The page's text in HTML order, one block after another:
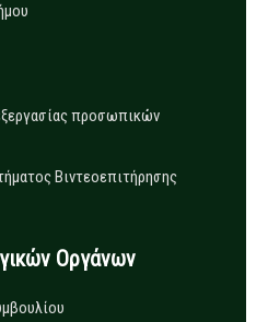
προσωπικών
Βιντεοεπιτήρησης
Οργάνων